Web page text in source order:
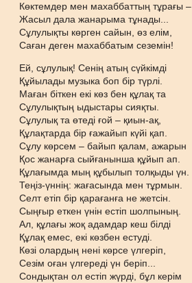
Көктемдер мен махаббаттың тұрағы –
Жасыл дала жанарыма тұнады...
Сұлулықты көрген сайын, өз елім,
Саған деген махаббатым сеземін!
Ей, сұлулық! Сенің атың сүйкімді
Құйылады музыка боп бір түрлі.
Маған біткен екі көз бен құлақ та
Сұлулықтың ыдыстары сияқты.
Сұлулық та өтеді ғой – қиын-ақ,
Құлақтарда бір ғажайып күйі қап.
Сұлу көрсем – байып қалам, ажарын
Қос жанарға сыйғанынша құйып ап.
Құлағымда мың құбылып толқыды үн.
Теңіз-үннің: жағасында мен тұрмын.
Селт етіп бір қарағанға не жетсін.
Сыңғыр еткен үнін естіп шолпының.
Ал, құлағы жоқ адамдар кеш білді
Құлақ емес, екі көзбен естуді.
Көзі олардың нені көрсе үлгеріп,
Сезім оған үлгереді үн беріп...
Сондықтан ол естіп жүрді, бұл керім